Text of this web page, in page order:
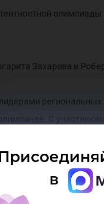
в
олимпиады
Захарова и
С
будет проходить
Победители,
премии для